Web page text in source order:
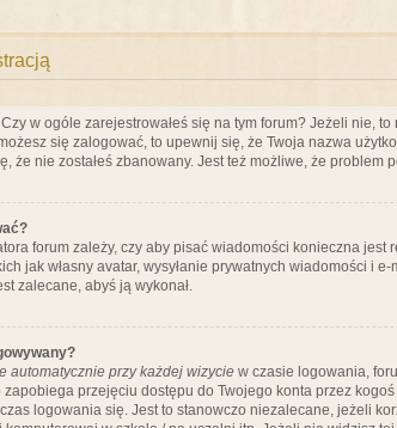
w ogóle zarejestrowałeś się na tym forum? Jeżeli nie,
się zalogować, to upewnij się, że Twoja nazwa
że nie zostałeś zbanowany. Jest też możliwe, że problem
forum zależy, czy aby pisać wiadomości konieczna
jak własny avatar, wysyłanie prywatnych wiadomości i
zalecane, abyś ją wykonał.
automatycznie przy każdej wizycie w czasie logowania,
przejęciu dostępu do Twojego konta przez
logowania się. Jest to stanowczo niezalecane, jeżeli